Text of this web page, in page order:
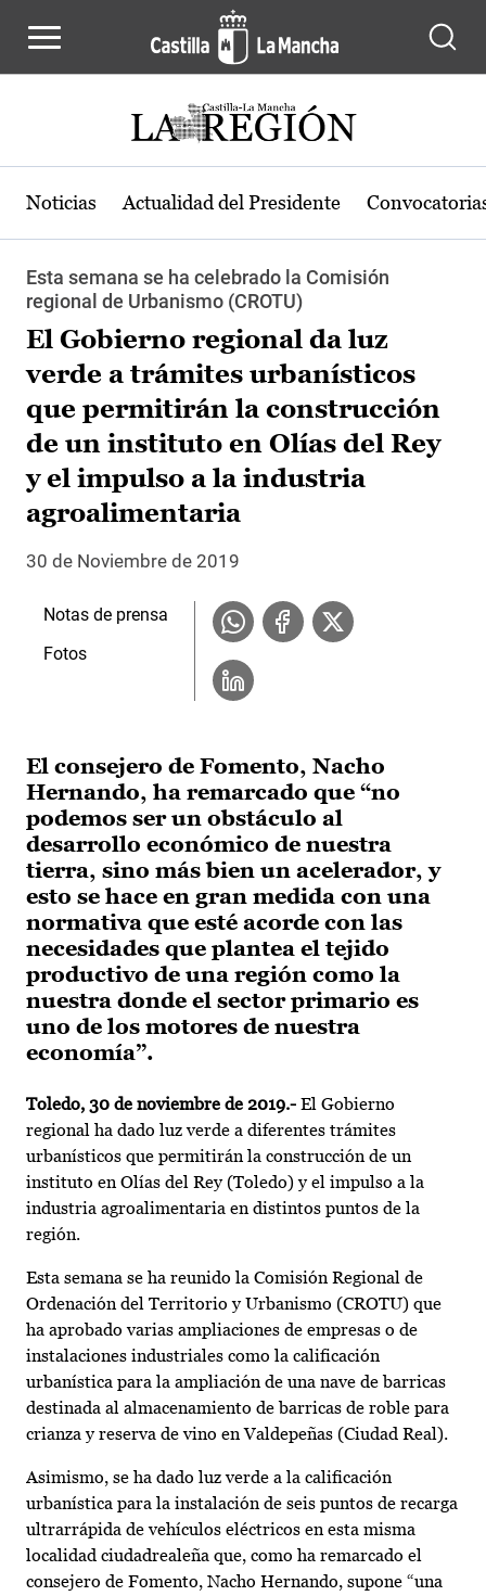
Noticias Actualidad del Presidente
Esta semana se ha celebrado la Comisión
regional de Urbanismo (CROTU)
El Gobierno regional da luz
verde a trámites urbanísticos
que permitirán la construcción
de un instituto en Olías del Rey
y el impulso a la industria
agroalimentaria
30 de Noviembre de 2019
El consejero de Fomento, Nacho
Hernando, ha remarcado que “no
podemos ser un obstáculo al
desarrollo económico de nuestra
tierra, sino más bien un acelerador, y
esto se hace en gran medida con una
normativa que esté acorde con las
necesidades que plantea el tejido
productivo de una región como la
nuestra donde el sector primario es
uno de los motores de nuestra
economía”.
Toledo, 30 de noviembre de 2019.- El Gobierno
regional ha dado luz verde a diferentes trámites
urbanísticos que permitirán la construcción de un
instituto en Olías del Rey (Toledo) y el impulso a la
industria agroalimentaria en distintos puntos de la
región.
Esta semana se ha reunido la Comisión Regional de
Ordenación del Territorio y Urbanismo (CROTU) que
ha aprobado varias ampliaciones de empresas o de
instalaciones industriales como la calificación
urbanística para la ampliación de una nave de barricas
destinada al almacenamiento de barricas de roble para
crianza y reserva de vino en Valdepeñas (Ciudad Real).
Asimismo, se ha dado luz verde a la calificación
urbanística para la instalación de seis puntos de recarga
ultrarrápida de vehículos eléctricos en esta misma
localidad ciudadrealeña que, como ha remarcado el
consejero de Fomento, Nacho Hernando, supone “una
Notas de prensa
Fotos